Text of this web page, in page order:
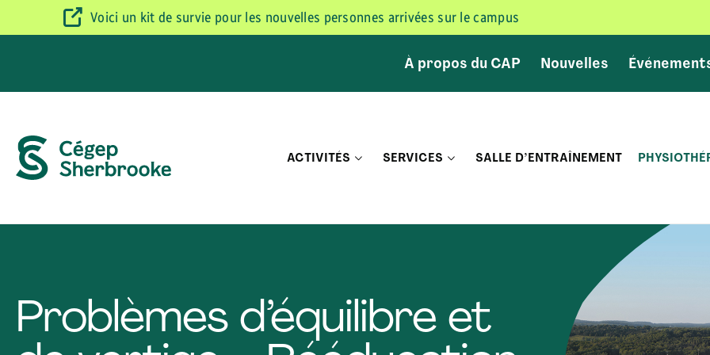
Voici un kit de survie pour les nouvelles personnes arrivées sur le campus
À propos du CAP Nouvelles
ACTIVITÉS SERVICES SALLE D’ENTRAÎNEMENT
Problèmes d’équilibre et